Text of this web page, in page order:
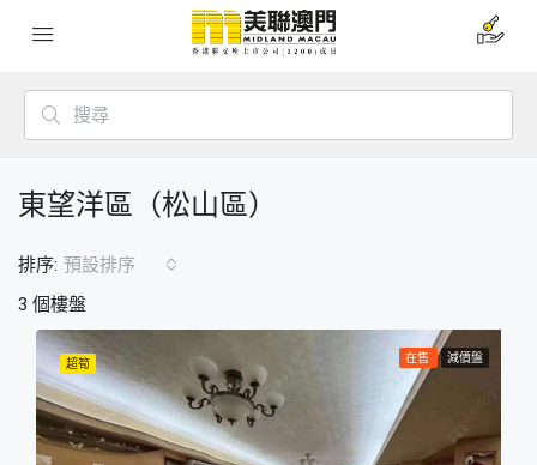
東望洋區（松山區）
3 個樓盤
排序: 預設排序
超筍 在售 減價盤